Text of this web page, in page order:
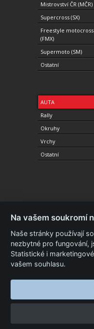
Mistrovství ČR (MČR)
Supercross (SX)
Freestyle motocross
(FMX)
Supermoto (SM)
Ostatní
AUTA
Rally
Okruhy
Vrchy
Ostatní
© 2010-2021
vyhrazena.
3696
Na vašem soukromí
Naše stránky používají
nezbytné pro fungování,
Statistické i
vašem souhlasu.